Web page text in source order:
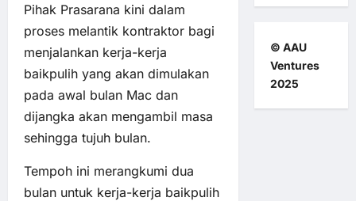
Pihak Prasarana kini dalam
proses melantik kontraktor bagi
menjalankan kerja-kerja
baikpulih yang akan dimulakan
pada awal bulan Mac dan
dijangka akan mengambil masa
sehingga tujuh bulan.
Tempoh ini merangkumi dua
bulan untuk kerja-kerja baikpulih
© AAU
Ventures
2025